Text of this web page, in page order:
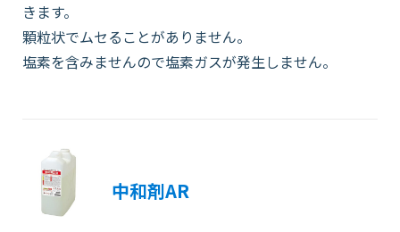
きます。
顆粒状でムセることがありません。
塩素を含みませんので塩素ガスが発生しません。
中和剤AR